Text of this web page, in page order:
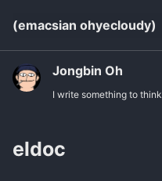
primary
navigation
content
footer
(emacsian ohyecloudy)
Jongbin Oh
I write something to think
eldoc